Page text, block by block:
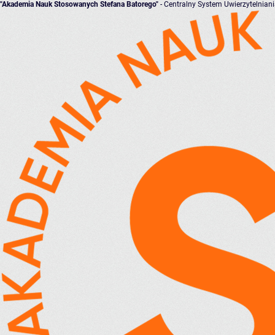
"Akademia Nauk Stosowanych Stefana Batorego" - Centralny System